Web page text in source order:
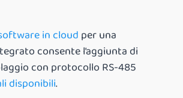
in cloud per una
consente l’aggiunta di
con protocollo RS-485
disponibili.